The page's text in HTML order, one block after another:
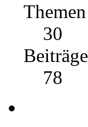
Themen
30
Beiträge
78